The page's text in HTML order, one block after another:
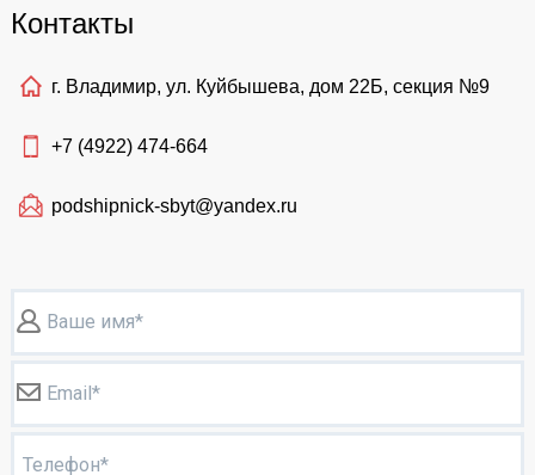
Контакты
г. Владимир, ул. Куйбышева, дом 22Б, секция №9
+7 (4922) 474-664
podshipnick-sbyt@yandex.ru
Ваше имя*
Email*
Телефон*